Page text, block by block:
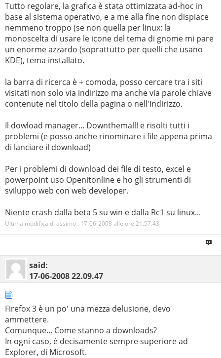
Tutto regolare, la grafica è stata ottimizzata ad-hoc in
base al sistema operativo, e a me alla fine non dispiace
nemmeno troppo (se non quella per linux: la
monoscelta di usare le icone del tema di gnome mi pare
un enorme azzardo (soprattutto per quelli che usano
KDE), tema installato.
la barra di ricerca è + comoda, posso cercare tra i siti
visitati non solo via indirizzo ma anche via parole chiave
contenute nel titolo della pagina o nell'indirizzo.
Il dowload manager... Downthemall! e risolti tutti i
problemi (e posso anche rinominare i file appena prima
di lanciare il download)
Per i problemi di download dei file di testo, excel e
powerpoint uso Openitonline e ho gli strumenti di
sviluppo web con web developer.
Niente crash dalla beta 5 su win e dalla Rc1 su linux...
Ultima modifica di assimo : 17-06-2008 alle ore 21.57.43
said:
17-06-200822.09.47
Firefox 3 è un po' una mezza delusione, devo
ammettere.
Comunque... Come stanno a downloads?
In ogni caso, è decisamente sempre superiore ad
Explorer, di Microsoft.